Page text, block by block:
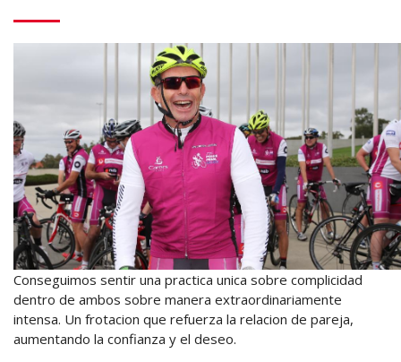
Conseguimos sentir una practica unica sobre complicidad
dentro de ambos sobre manera extraordinariamente
intensa. Un frotacion que refuerza la relacion de pareja,
aumentando la confianza y el deseo.